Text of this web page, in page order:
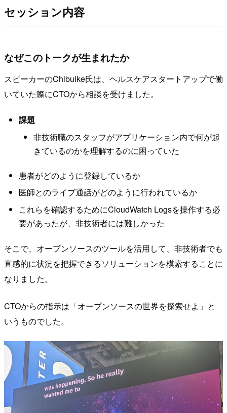
セッション内容
なぜこのトークが生まれたか
スピーカーのChibuike氏は、ヘルスケアスタートアップで働
いていた際にCTOから相談を受けました。
課題
非技術職のスタッフがアプリケーション内で何が起
きているのかを理解するのに困っていた
患者がどのように登録しているか
医師とのライブ通話がどのように行われているか
これらを確認するためにCloudWatch Logsを操作する必
要があったが、非技術者には難しかった
そこで、オープンソースのツールを活用して、非技術者でも
直感的に状況を把握できるソリューションを模索することに
なりました。
CTOからの指示は「オープンソースの世界を探索せよ」と
いうものでした。